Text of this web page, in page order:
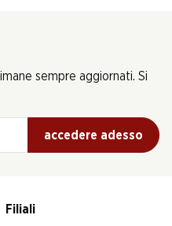
sempre aggiornati. Si
accedere adesso
Filiali